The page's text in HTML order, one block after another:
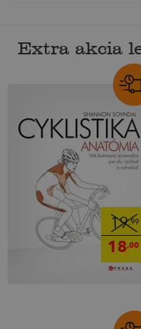
Extra akcia
19,99
18,00